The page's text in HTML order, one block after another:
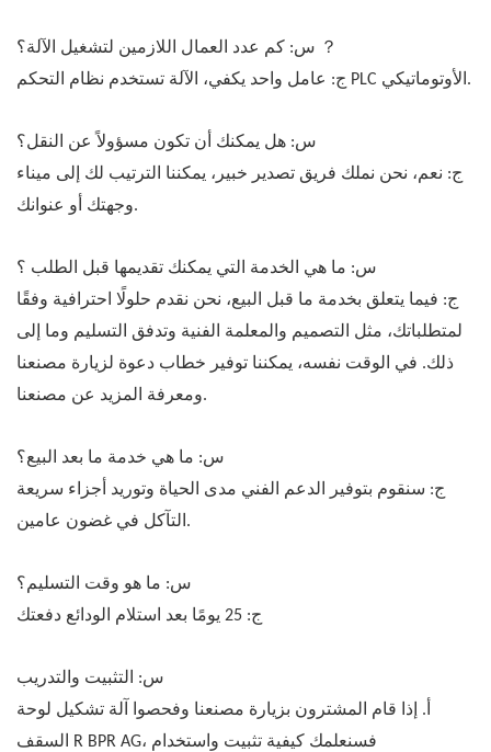
？
ج: عامل واحد يكفي، الآلة تستخدم نظام التحكم PLC الأوتوماتيكي.
س: هل يمكنك أن تكون مسؤولاً عن النقل؟
ج: نعم، نحن نملك فريق تصدير خبير، يمكننا الترتيب لك إلى ميناء
وجهتك أو عنوانك.
س: ما هي الخدمة التي يمكنك تقديمها قبل الطلب ؟
ج: فيما يتعلق بخدمة ما قبل البيع، نحن نقدم حلولًا احترافية وفقًا
لمتطلباتك، مثل التصميم والمعلمة الفنية وتدفق التسليم وما إلى
ذلك. في الوقت نفسه، يمكننا توفير خطاب دعوة لزيارة مصنعنا
ومعرفة المزيد عن مصنعنا.
س: ما هي خدمة ما بعد البيع؟
ج: سنقوم بتوفير الدعم الفني مدى الحياة وتوريد أجزاء سريعة
التآكل في غضون عامين.
س: ما هو وقت التسليم؟
ج: 25 يومًا بعد استلام الودائع دفعتك
س: التثبيت والتدريب
أ. إذا قام المشترون بزيارة مصنعنا وفحصوا آلة تشكيل لوحة
السقف R BPR AG، فسنعلمك كيفية تثبيت واستخدام